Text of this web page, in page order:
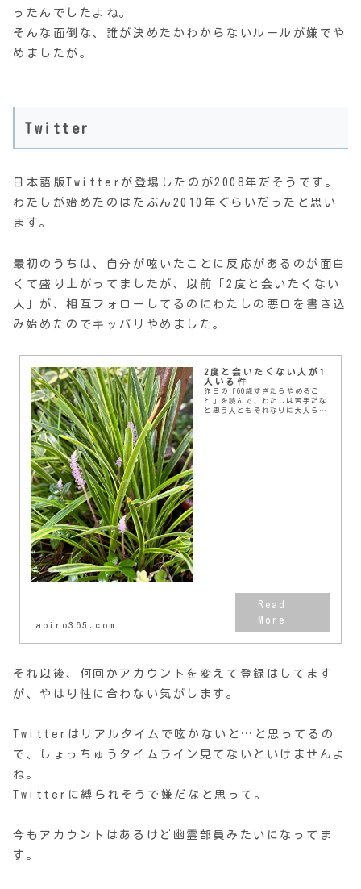
ったんでしたよね。
そんな面倒な、誰が決めたかわからないルールが嫌でや
めましたが。
Twitter
日本語版Twitterが登場したのが2008年だそうです。
わたしが始めたのはたぶん2010年ぐらいだったと思い
ます。
最初のうちは、自分が呟いたことに反応があるのが面白
くて盛り上がってましたが、以前「2度と会いたくない
人」が、相互フォローしてるのにわたしの悪口を書き込
み始めたのでキッパリやめました。
2度と会いたくない人が1
人いる件
昨日の「60歳すぎたらやめるこ
と」を読んで、わたしは苦手だな
と思う人ともそれなりに大人らし
aoiro365.com
それ以後、何回かアカウントを変えて登録はしてます
が、やはり性に合わない気がします。
Twitterはリアルタイムで呟かないと…と思ってるの
で、しょっちゅうタイムライン見てないといけませんよ
ね。
Twitterに縛られそうで嫌だなと思って。
今もアカウントはあるけど幽霊部員みたいになってま
す。